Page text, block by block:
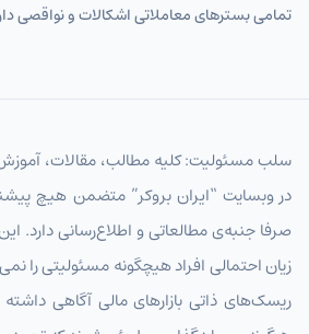
تمامی بسترهای معاملاتی اشکالات و نواقصی
سلب مسئولیت: کلیه مطالب، مقالات،
در وبسایت “ایران بروکر” متضمن هیچ
صرفا جنبه‌ی مطالعاتی و اطلاع‌رسانی دارد.
زیان احتمالی افراد هیچگونه مسئولیتی را
ریسک‌های ذاتی بازارهای مالی آگاهی